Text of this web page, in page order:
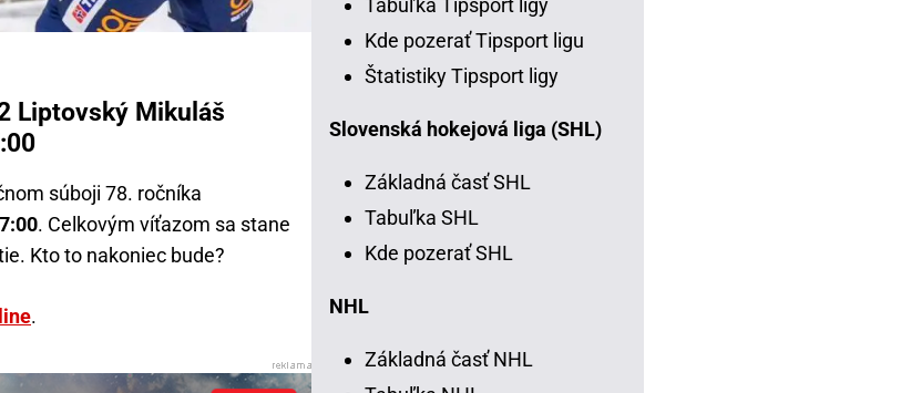
Liptovský Mikuláš
súboji 78. ročníka
. Celkovým víťazom sa stane
Kto to nakoniec bude?
.
Tabuľka Tipsport ligy
Kde pozerať Tipsport ligu
Štatistiky Tipsport ligy
Slovenská hokejová liga (SHL)
Základná časť SHL
Tabuľka SHL
Kde pozerať SHL
NHL
Základná časť NHL